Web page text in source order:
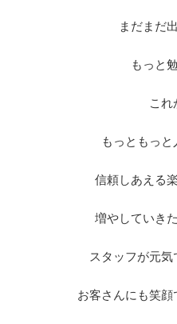
まだまだ
もっと
これ
もっともっ
信頼しあえる
増やしていき
スタッフが元
お客さんにも笑